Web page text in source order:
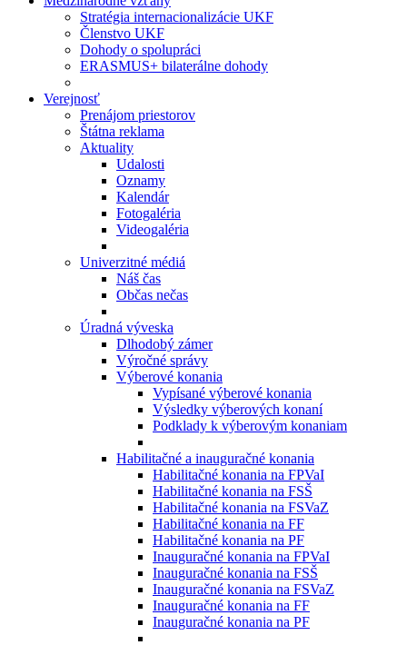
Stratégia internacionalizácie UKF
Členstvo UKF
Dohody o spolupráci
ERASMUS+ bilaterálne dohody
Verejnosť
Prenájom priestorov
Štátna reklama
Aktuality
Udalosti
Oznamy
Kalendár
Fotogaléria
Videogaléria
Univerzitné médiá
Náš čas
Občas nečas
Úradná výveska
Dlhodobý zámer
Výročné správy
Výberové konania
Vypísané výberové konania
Výsledky výberových konaní
Podklady k výberovým konaniam
Habilitačné a inauguračné konania
Habilitačné konania na FPVaI
Habilitačné konania na FSŠ
Habilitačné konania na FSVaZ
Habilitačné konania na FF
Habilitačné konania na PF
Inauguračné konania na FPVaI
Inauguračné konania na FSŠ
Inauguračné konania na FSVaZ
Inauguračné konania na FF
Inauguračné konania na PF